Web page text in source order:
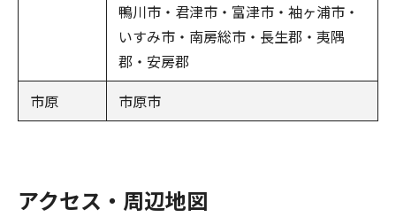
鴨川市・君津市・富津市・袖ヶ浦市・
いすみ市・南房総市・長生郡・夷隅
郡・安房郡
市原
市原市
アクセス・周辺地図